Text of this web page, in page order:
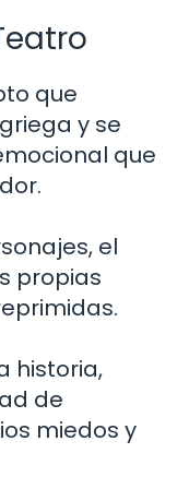
que
y se
que
el
propias
historia,
de
miedos y